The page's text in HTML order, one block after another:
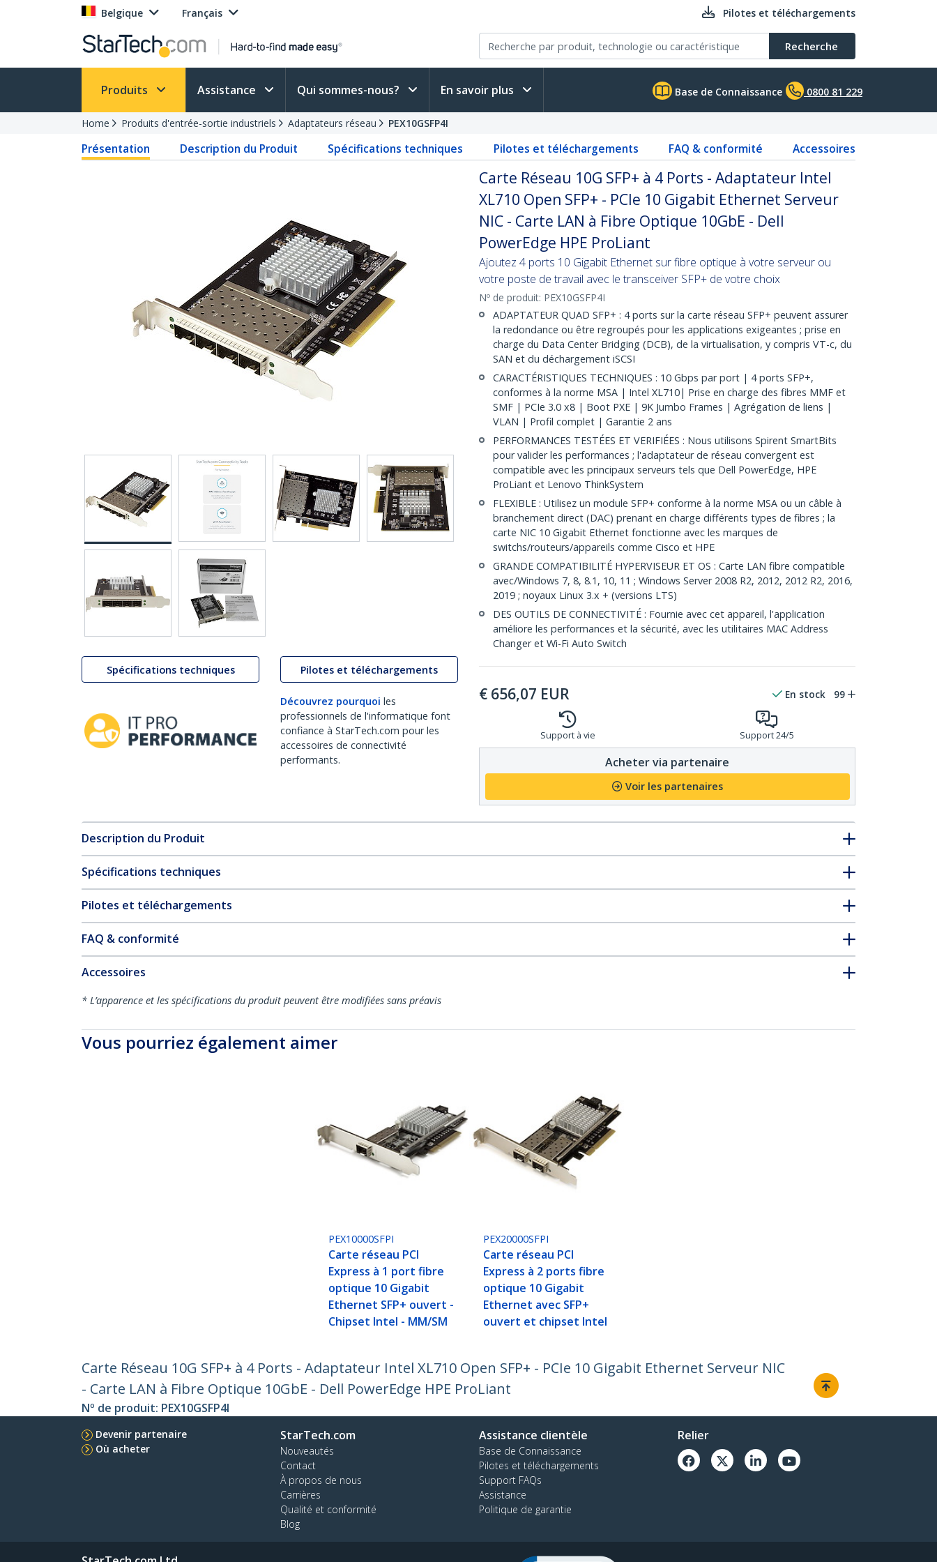
Belgique Français Pilotes et téléchargements
Recherche
Produits Assistance Qui sommes-nous? En savoir plus Base de Connaissance 0800 81 229
Home Produits d'entrée-sortie industriels Adaptateurs réseau PEX10GSFP4I
Présentation Description du Produit Spécifications techniques Pilotes et téléchargements FAQ & conformité Accessoires
Spécifications techniques Pilotes et téléchargements
Découvrez pourquoi les
professionnels de l'informatique font
confiance à StarTech.com pour les
accessoires de connectivité
performants.
Carte Réseau 10G SFP+ à 4 Ports - Adaptateur Intel
XL710 Open SFP+ - PCIe 10 Gigabit Ethernet Serveur
NIC - Carte LAN à Fibre Optique 10GbE - Dell
PowerEdge HPE ProLiant
Ajoutez 4 ports 10 Gigabit Ethernet sur fibre optique à votre serveur ou
votre poste de travail avec le transceiver SFP+ de votre choix
Nº de produit: PEX10GSFP4I
ADAPTATEUR QUAD SFP+ : 4 ports sur la carte réseau SFP+ peuvent assurer
la redondance ou être regroupés pour les applications exigeantes ; prise en
charge du Data Center Bridging (DCB), de la virtualisation, y compris VT-c, du
SAN et du déchargement iSCSI
CARACTÉRISTIQUES TECHNIQUES : 10 Gbps par port | 4 ports SFP+,
conformes à la norme MSA | Intel XL710| Prise en charge des fibres MMF et
SMF | PCIe 3.0 x8 | Boot PXE | 9K Jumbo Frames | Agrégation de liens |
VLAN | Profil complet | Garantie 2 ans
PERFORMANCES TESTÉES ET VERIFIÉES : Nous utilisons Spirent SmartBits
pour valider les performances ; l'adaptateur de réseau convergent est
compatible avec les principaux serveurs tels que Dell PowerEdge, HPE
ProLiant et Lenovo ThinkSystem
FLEXIBLE : Utilisez un module SFP+ conforme à la norme MSA ou un câble à
branchement direct (DAC) prenant en charge différents types de fibres ; la
carte NIC 10 Gigabit Ethernet fonctionne avec les marques de
switchs/routeurs/appareils comme Cisco et HPE
GRANDE COMPATIBILITÉ HYPERVISEUR ET OS : Carte LAN fibre compatible
avec/Windows 7, 8, 8.1, 10, 11 ; Windows Server 2008 R2, 2012, 2012 R2, 2016,
2019 ; noyaux Linux 3.x + (versions LTS)
DES OUTILS DE CONNECTIVITÉ : Fournie avec cet appareil, l'application
améliore les performances et la sécurité, avec les utilitaires MAC Address
Changer et Wi-Fi Auto Switch
€ 656,07 EUR En stock 99
Support à vie Support 24/5
Acheter via partenaire
Voir les partenaires
Description du Produit
Spécifications techniques
Pilotes et téléchargements
FAQ & conformité
Accessoires
* L’apparence et les spécifications du produit peuvent être modifiées sans préavis
Vous pourriez également aimer
PEX10000SFPI
Carte réseau PCI
Express à 1 port fibre
optique 10 Gigabit
Ethernet SFP+ ouvert -
Chipset Intel - MM/SM
PEX20000SFPI
Carte réseau PCI
Express à 2 ports fibre
optique 10 Gigabit
Ethernet avec SFP+
ouvert et chipset Intel
Carte Réseau 10G SFP+ à 4 Ports - Adaptateur Intel XL710 Open SFP+ - PCIe 10 Gigabit Ethernet Serveur NIC
- Carte LAN à Fibre Optique 10GbE - Dell PowerEdge HPE ProLiant
Nº de produit: PEX10GSFP4I
Devenir partenaire
Où acheter
StarTech.com
Nouveautés
Contact
À propos de nous
Carrières
Qualité et conformité
Blog
Assistance clientèle
Base de Connaissance
Pilotes et téléchargements
Support FAQs
Assistance
Politique de garantie
Relier